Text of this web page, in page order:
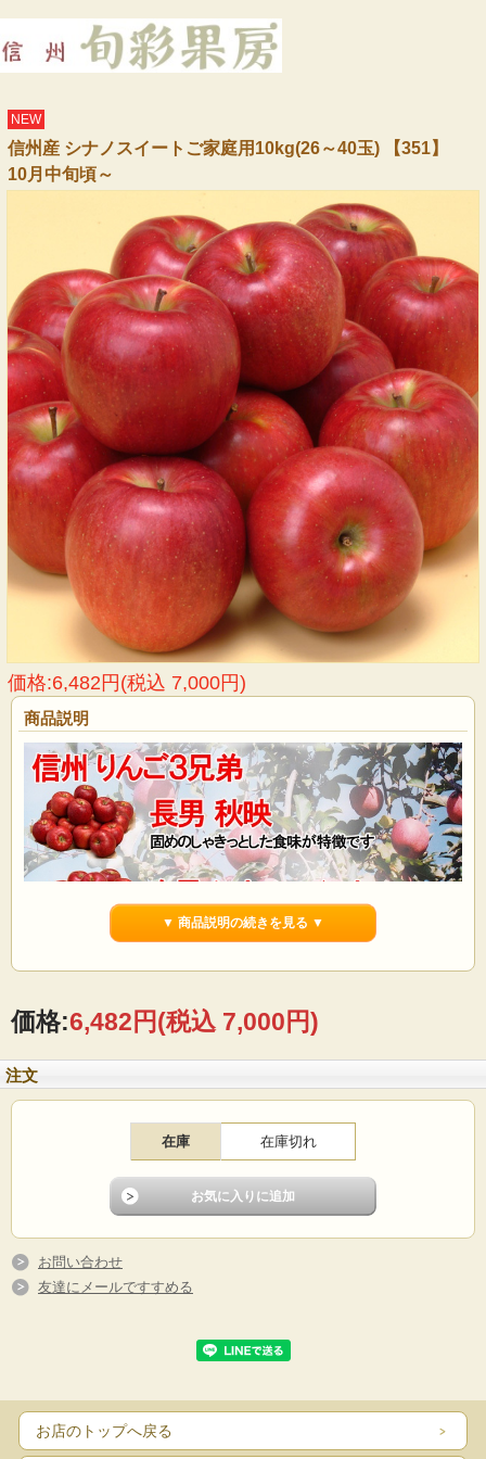
NEW
信州産 シナノスイートご家庭用10kg(26～40玉) 【351】
10月中旬頃～
価格:6,482円(税込 7,000円)
商品説明
長野県産 ご家庭用りんご シナノスイート
信州生まれのシナノスイートは、「ふじ」と「つがる」の交配種で、近年話題の
ぷりな果汁と歯ざわりの良さが特長です。
※ご家庭用の為、多少色づきの薄いものや、表面に擦れキズのあるものが混ざり
ますが、味に変わりありませんのでご了承ください。
▼ 商品説明の続きを見る ▼
価格:6,482円(税込 7,000円)
注文
在庫 在庫切れ
お問い合わせ
友達にメールですすめる
お店のトップへ戻る